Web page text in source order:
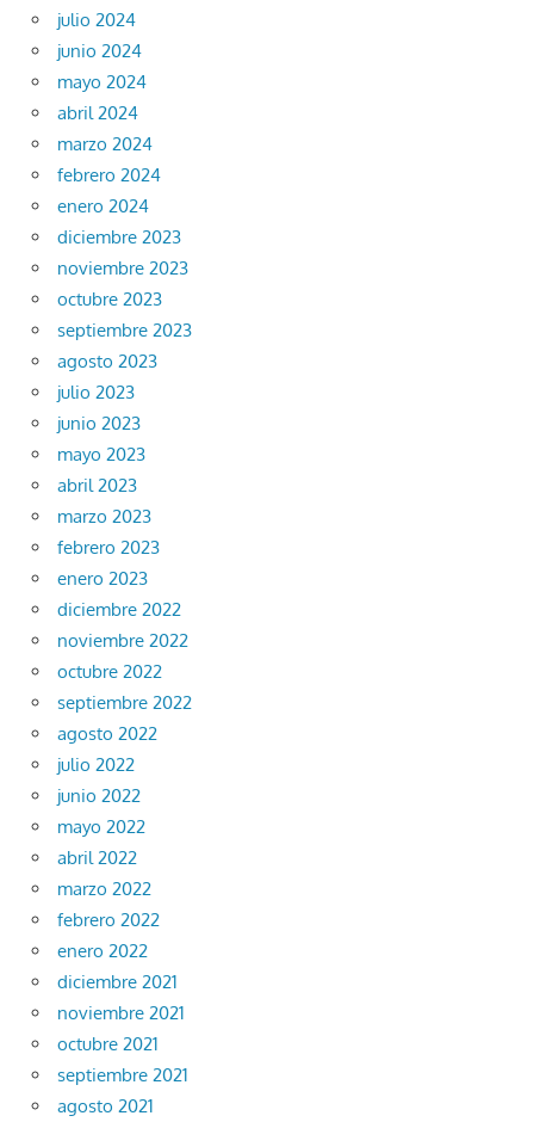
julio 2024
junio 2024
mayo 2024
abril 2024
marzo 2024
febrero 2024
enero 2024
diciembre 2023
noviembre 2023
octubre 2023
septiembre 2023
agosto 2023
julio 2023
junio 2023
mayo 2023
abril 2023
marzo 2023
febrero 2023
enero 2023
diciembre 2022
noviembre 2022
octubre 2022
septiembre 2022
agosto 2022
julio 2022
junio 2022
mayo 2022
abril 2022
marzo 2022
febrero 2022
enero 2022
diciembre 2021
noviembre 2021
octubre 2021
septiembre 2021
agosto 2021